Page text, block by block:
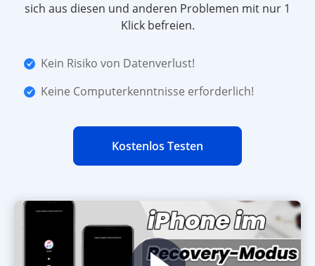
sich aus diesen und anderen Problemen mit nur 1
Klick befreien.
Kein Risiko von Datenverlust!
Keine Computerkenntnisse erforderlich!
Kostenlos Testen